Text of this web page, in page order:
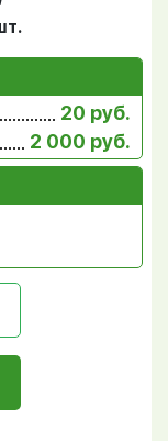
20 руб.
2 000 руб.